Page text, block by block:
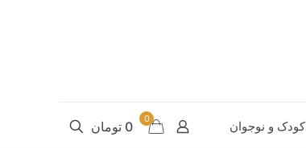
کودک و نوجوان 0 0 تومان